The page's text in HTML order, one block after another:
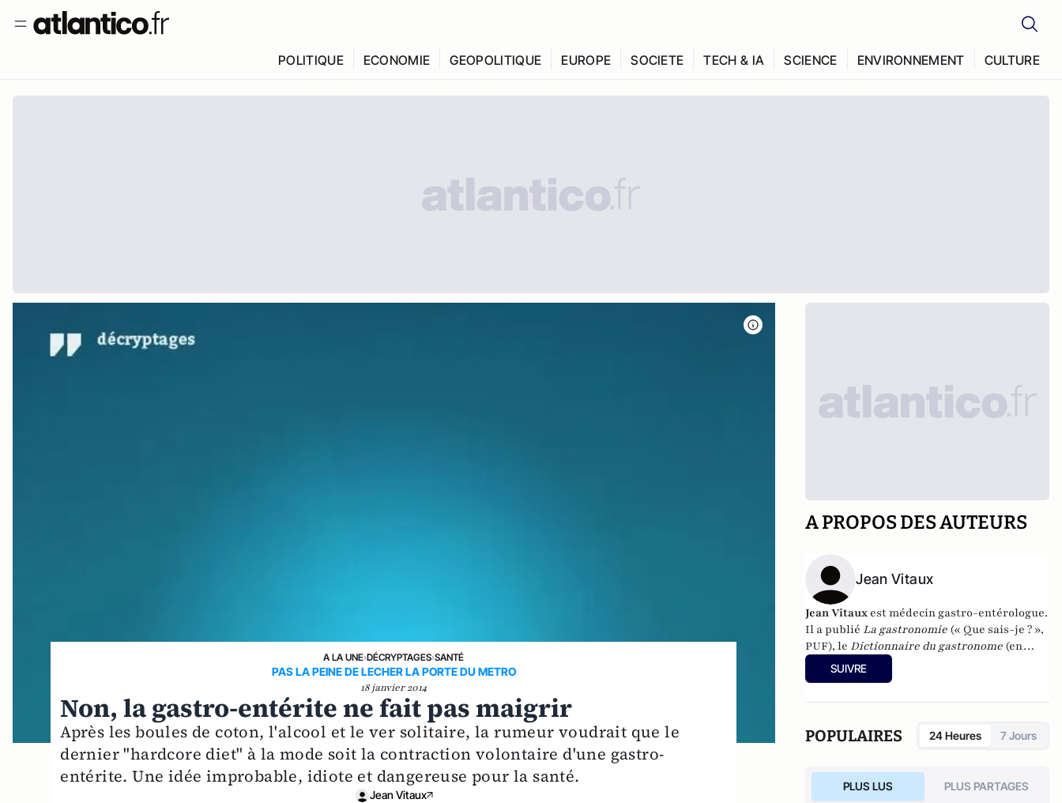
POLITIQUE ECONOMIE GEOPOLITIQUE EUROPE SOCIETE TECH & IA SCIENCE ENVIRONNEMENT CULTURE
A LA UNE›DÉCRYPTAGES›SANTÉ
PAS LA PEINE DE LECHER LA PORTE DU METRO
18 janvier 2014
Non, la gastro-entérite ne fait pas maigrir
Après les boules de coton, l'alcool et le ver solitaire, la rumeur voudrait que le
dernier "hardcore diet" à la mode soit la contraction volontaire d'une gastro-
entérite. Une idée improbable, idiote et dangereuse pour la santé.
Jean Vitaux
A PROPOS DES AUTEURS
Jean Vitaux
Jean Vitaux est médecin gastro-entérologue.
Il a publié La gastronomie (« Que sais-je ? »,
PUF), le Dictionnaire du gastronome (en
collaboration avec Benoît France, PUF) et
mondialisation à table
SUIVRE
POPULAIRES 24 Heures 7 Jours
PLUS LUS PLUS PARTAGES